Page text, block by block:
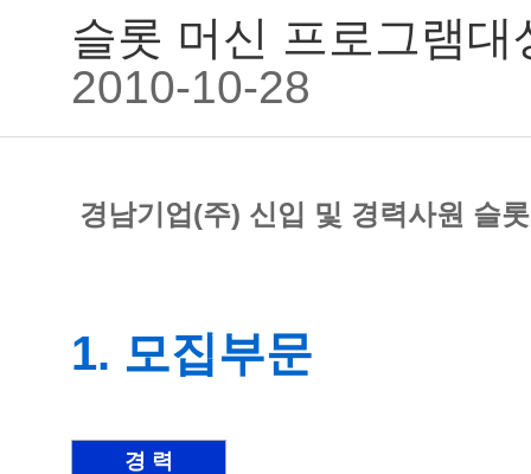
슬롯 머신 프로그램대
2010-10-28
경남기업(주) 신입 및 경력사원 슬
1. 모집부문
경 력